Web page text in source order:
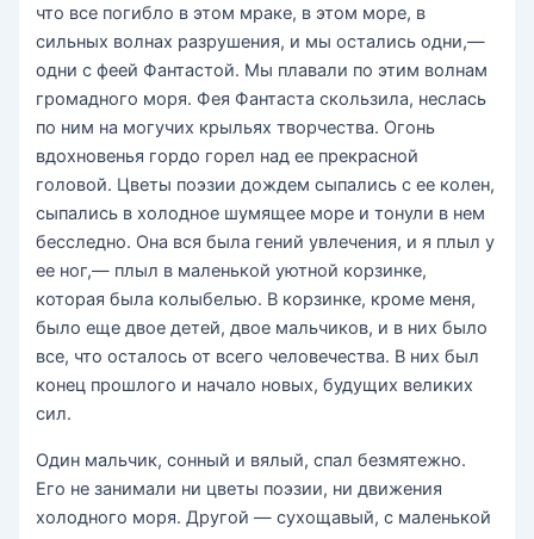
что все погибло в этом мраке, в этом море, в
сильных волнах разрушения, и мы остались одни,—
одни с феей Фантастой. Мы плавали по этим волнам
громадного моря. Фея Фантаста скользила, неслась
по ним на могучих крыльях творчества. Огонь
вдохновенья гордо горел над ее прекрасной
головой. Цветы поэзии дождем сыпались с ее колен,
сыпались в холодное шумящее море и тонули в нем
бесследно. Она вся была гений увлечения, и я плыл у
ее ног,— плыл в маленькой уютной корзинке,
которая была колыбелью. В корзинке, кроме меня,
было еще двое детей, двое мальчиков, и в них было
все, что осталось от всего человечества. В них был
конец прошлого и начало новых, будущих великих
сил.
Один мальчик, сонный и вялый, спал безмятежно.
Его не занимали ни цветы поэзии, ни движения
холодного моря. Другой — сухощавый, с маленькой